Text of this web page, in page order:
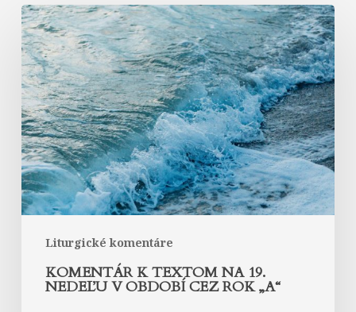
Liturgické komentáre
Komentár
k
textom
na
19.
nedeľu
v
období
cez
rok
„A“
KOMENTÁR K TEXTOM NA 19.
NEDEĽU V OBDOBÍ CEZ ROK „A“